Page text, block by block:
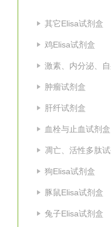
其它Elisa试剂盒
鸡Elisa试剂盒
激素、内分泌、
肿瘤试剂盒
肝纤试剂盒
血栓与止血试剂盒
凋亡、活性多肽
狗Elisa试剂盒
豚鼠Elisa试剂盒
兔子Elisa试剂盒